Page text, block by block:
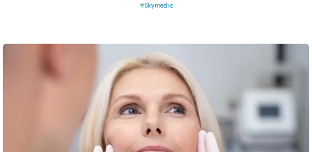
Skymedic